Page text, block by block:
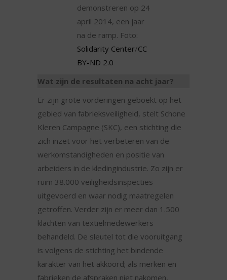
demonstreren op 24
april 2014, een jaar
na de ramp. Foto:
Solidarity Center/CC
BY-ND 2.0
Wat zijn de resultaten na acht jaar?
Er zijn grote vorderingen geboekt op het
gebied van fabrieksveiligheid, stelt Schone
Kleren Campagne (SKC), een stichting die
zich inzet voor het verbeteren van de
werkomstandigheden en positie van
arbeiders in de kledingindustrie. Zo zijn er
ruim 38.000 veiligheidsinspecties
uitgevoerd en waar nodig maatregelen
getroffen. Verder zijn er meer dan 1.500
klachten van textielmedewerkers
behandeld. De sleutel tot die vooruitgang
is volgens de stichting het bindende
karakter van het akkoord; als merken en
fabrieken de afspraken niet nakomen,